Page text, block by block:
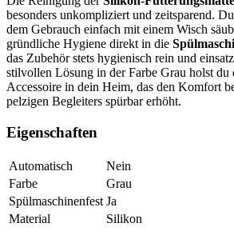
besonders unkompliziert und zeitsparend.
dem Gebrauch einfach mit einem Wisch
gründliche Hygiene direkt in die
das Zubehör stets hygienisch rein und
stilvollen Lösung in der Farbe Grau holst
Accessoire in dein Heim, das den Komfort
pelzigen Begleiters spürbar erhöht.
Eigenschaften
Automatisch
Nein
Farbe
Grau
Spülmaschinenfest Ja
Material
Silikon